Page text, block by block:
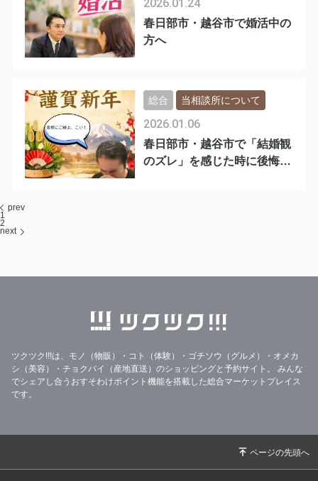
春日部市・越谷市で婚活中の
方へ
2026.01.24
春日部市・越谷市で「結婚観
のズレ」を感じた時に後悔し
2026.01.06
総合 当相談所について
prev
1
2
next
ツクツク!!!は、モノ（物販）・コト（体験）・ゴチソウ（グルメ）・オメカ
シ（美容）・チョクバイ（産地直送）のショッピングと予約サイト。
みんな
でシェアし合うおすそわけポイント機能を搭載した総合マーケットプレイス
です。